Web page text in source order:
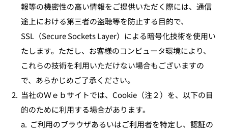
報等の機密性の高い情報をご提供いただく際には、通信
途上における第三者の盗聴等を防止する目的で、
SSL（Secure Sockets Layer）による暗号化技術を使用い
たします。ただし、お客様のコンピュータ環境により、
これらの技術を利用いただけない場合もございますの
で、あらかじめご了承ください。
2. 当社のＷｅｂサイトでは、Cookie（注２）を、以下の目
的のために利用する場合があります。
a. ご利用のブラウザあるいはご利用者を特定し、認証の